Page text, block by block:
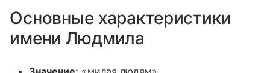
Основные характеристики
имени Людмила